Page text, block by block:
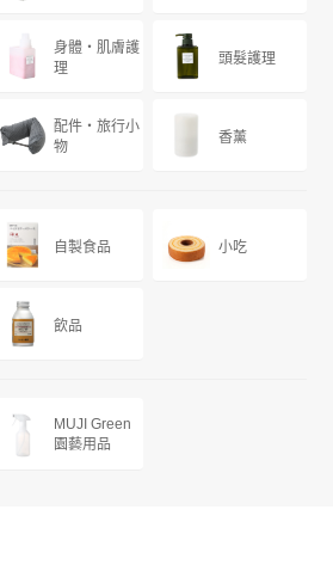
身體・肌膚護
理
頭髮護理
配件・旅行小
物
香薰
自製食品 小吃
飲品
MUJI Green
園藝用品